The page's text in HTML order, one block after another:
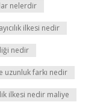
nelerdir
ilkesi nedir
nedir
uzunluk farkı nedir
ilkesi nedir maliye